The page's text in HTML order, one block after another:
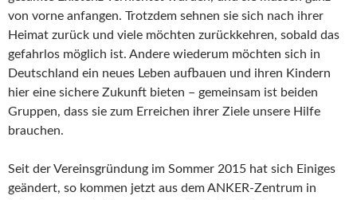
von vorne anfangen. Trotzdem sehnen sie sich nach ihrer
Heimat zurück und viele möchten zurückkehren, sobald das
gefahrlos möglich ist. Andere wiederum möchten sich in
Deutschland ein neues Leben aufbauen und ihren Kindern
hier eine sichere Zukunft bieten – gemeinsam ist beiden
Gruppen, dass sie zum Erreichen ihrer Ziele unsere Hilfe
brauchen.
Seit der Vereinsgründung im Sommer 2015 hat sich Einiges
geändert, so kommen jetzt aus dem ANKER-Zentrum in